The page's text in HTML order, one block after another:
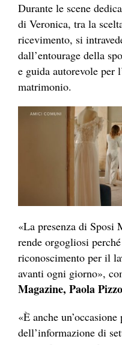
Durante le scene
di Veronica, tra la
ricevimento, si
dall’entourage della
e guida autorevole per
matrimonio.
«La presenza di
rende orgogliosi
riconoscimento per il
avanti ogni giorno»,
Magazine, Paola
«È anche
dell’informazione di